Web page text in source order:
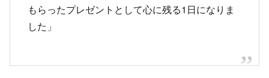
もらったプレゼントとして心に残る1日になりま
した」